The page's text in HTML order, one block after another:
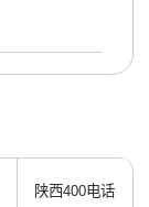
陕西400电话